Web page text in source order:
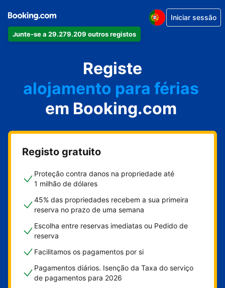
Junte-se a 29.279.209 outros registos
Iniciar sessão
Registe
o seu apartamento
o seu hotel
alojamento para férias
a sua villa
o seu hostel
em Booking.com
Registo gratuito
Proteção contra danos na propriedade até
1 milhão de dólares
45% das propriedades recebem a sua primeira
reserva no prazo de uma semana
Escolha entre reservas imediatas ou Pedido de
reserva
Facilitamos os pagamentos por si
Pagamentos diários. Isenção da Taxa do serviço
de pagamentos para 2026